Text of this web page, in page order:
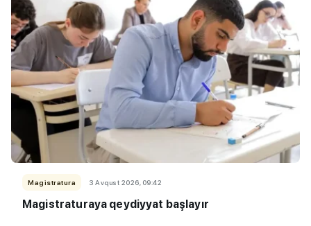
Magistratura 3 Avqust 2026, 09:42
Magistraturaya qeydiyyat başlayır